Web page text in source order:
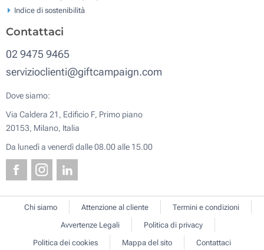
Indice di sostenibilità
Contattaci
02 9475 9465
servizioclienti@giftcampaign.com
Dove siamo:
Via Caldera 21, Edificio F, Primo piano
20153, Milano, Italia
Da lunedì a venerdì dalle 08.00 alle 15.00
Chi siamo Attenzione al cliente
Termini e condizioni
Avvertenze Legali
Politica di privacy
Politica dei cookies
Mappa del sito Contattaci